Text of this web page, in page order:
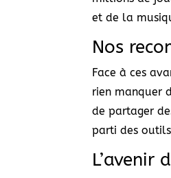
et de la
Nos
Face à ces
rien manquer
de partager
parti des
L’avenir